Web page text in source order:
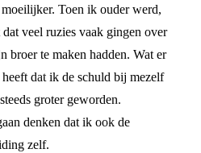
Toen ik ouder werd,
veel ruzies vaak gingen over
broer te maken hadden. Wat er
dat ik de schuld bij mezelf
groter geworden.
denken dat ik ook de
zelf.